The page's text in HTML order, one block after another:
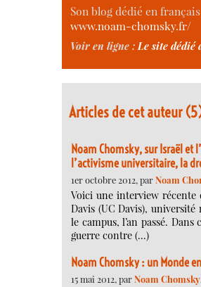
Son blog dédié en
www.noam-chomsky.fr/
Voir en ligne : Le site dédié
Articles de cet auteur
Noam Chomsky, sur Israël et
l’activisme universitaire, la
1er octobre 2012, parNoam
Voici une interview récente
Davis (UC Davis),
le campus, l’an passé.
guerre contre (…)
Noam Chomsky : un Monde
15 mai 2012, parNoam Chomsky